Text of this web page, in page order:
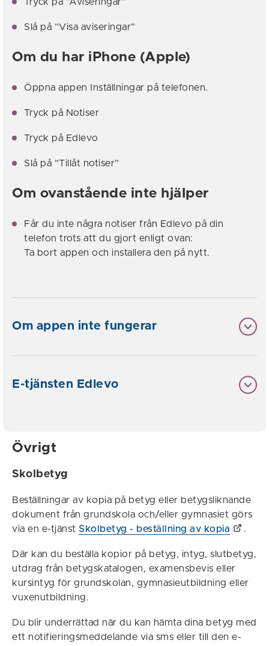
Slå på ”Visa aviseringar”
Om du har iPhone (Apple)
Öppna appen Inställningar på telefonen.
Tryck på Notiser
Tryck på Edlevo
Slå på ”Tillåt notiser”
Om ovanstående inte hjälper
Får du inte några notiser från Edlevo på din
telefon trots att du gjort enligt ovan:
Ta bort appen och installera den på nytt.
Om appen inte fungerar
E-tjänsten Edlevo
Övrigt
Skolbetyg
Beställningar av kopia på betyg eller betygsliknande
dokument från grundskola och/eller gymnasiet görs
via en e-tjänst Skolbetyg - beställning av kopia .
Där kan du beställa kopior på betyg, intyg, slutbetyg,
utdrag från betygskatalogen, examensbevis eller
kursintyg för grundskolan, gymnasieutbildning eller
vuxenutbildning.
Du blir underrättad när du kan hämta dina betyg med
ett notifieringsmeddelande via sms eller till den e-